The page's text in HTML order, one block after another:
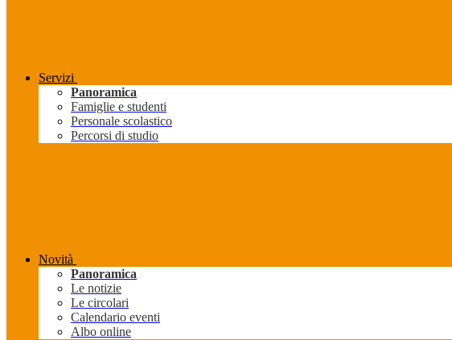
Servizi
Panoramica
Famiglie e studenti
Personale scolastico
Percorsi di studio
Novità
Panoramica
Le notizie
Le circolari
Calendario eventi
Albo online